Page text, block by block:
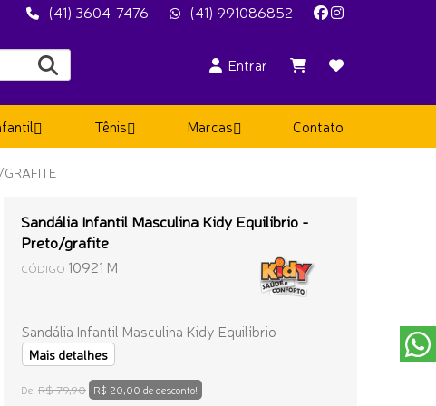
(41) 3604-7476 (41) 991086852
Entrar
Tênis Marcas Contato
GRAFITE
Sandália Infantil Masculina Kidy Equilíbrio -
Preto/grafite
CÓDIGO 10921 M
Sandália Infantil Masculina Kidy Equilíbrio
Mais detalhes
De:R$ 79,90 R$ 20,00 de desconto!